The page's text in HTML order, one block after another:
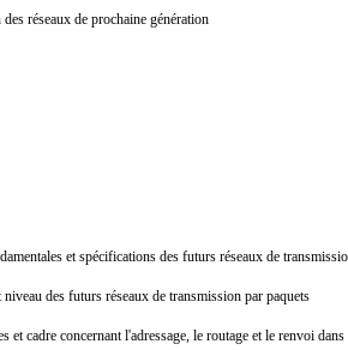
réseaux de prochaine génération
et spécifications des futurs réseaux de
des futurs réseaux de transmission par paquets
et cadre concernant l'adressage, le routage et le renvoi